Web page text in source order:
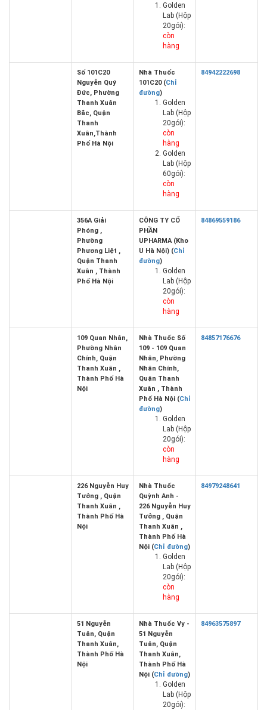
Golden
Lab (Hộp
20gói):
còn
hàng
Số 101C20
Nguyễn Quý
Đức, Phường
Thanh Xuân
Bắc, Quận
Thanh
Xuân,Thành
Phố Hà Nội
Nhà Thuốc
101C20 (Chỉ
đường)
Golden
Lab (Hộp
20gói):
còn
hàng
Golden
Lab (Hộp
60gói):
còn
hàng
84942222698
356A Giải
Phóng ,
Phường
Phương Liệt ,
Quận Thanh
Xuân , Thành
Phố Hà Nội
CÔNG TY CỔ
PHẦN
UPHARMA (Kho
U Hà Nội) (Chỉ
đường)
Golden
Lab (Hộp
20gói):
còn
hàng
84869559186
109 Quan Nhân,
Phường Nhân
Chính, Quận
Thanh Xuân ,
Thành Phố Hà
Nội
Nhà Thuốc Số
109 - 109 Quan
Nhân, Phường
Nhân Chính,
Quận Thanh
Xuân , Thành
Phố Hà Nội (Chỉ
đường)
Golden
Lab (Hộp
20gói):
còn
hàng
84857176676
226 Nguyễn Huy
Tưởng , Quận
Thanh Xuân ,
Thành Phố Hà
Nội
Nhà Thuốc
Quỳnh Anh -
226 Nguyễn Huy
Tưởng , Quận
Thanh Xuân ,
Thành Phố Hà
Nội (Chỉ đường)
Golden
Lab (Hộp
20gói):
còn
hàng
84979248641
51 Nguyễn
Tuân, Quận
Thanh Xuân,
Thành Phố Hà
Nội
Nhà Thuốc Vy -
51 Nguyễn
Tuân, Quận
Thanh Xuân,
Thành Phố Hà
Nội (Chỉ đường)
Golden
Lab (Hộp
20gói):
84963575897